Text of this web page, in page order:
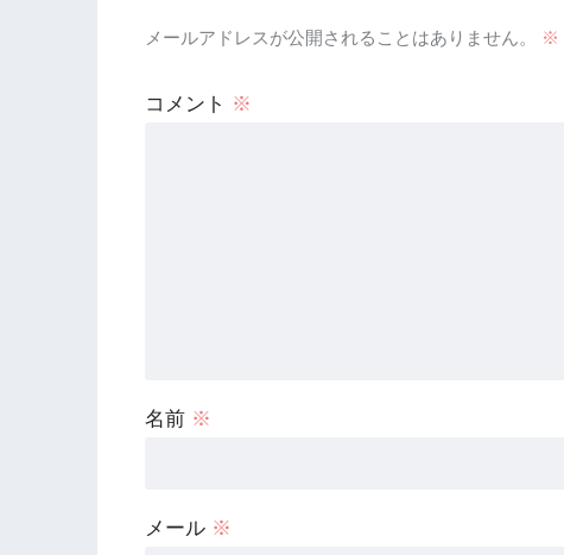
メールアドレスが公開されることはありません。 ※
コメント ※
名前 ※
メール ※